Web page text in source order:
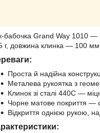
бабочка Grand Way 1010 —
г, довжина клинка — 100 мм.
Проста й надійна
Металева рукоятка з
Клинок зі сталі 440C —
Чорне матове покриття —
Відкриття однією рукою,